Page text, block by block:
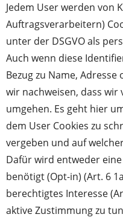
Jedem User werden von
Auftragsverarbeitern)
unter der DSGVO als
Auch wenn diese
Bezug zu Name,
wir nachweisen, dass
umgehen. Es geht hier
dem User Cookies zu
vergeben und auf
Dafür wird entweder
benötigt (Opt-in) (Art. 6
berechtigtes Interesse
aktive Zustimmung zu